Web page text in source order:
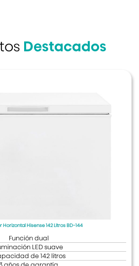
Destacados
Hisense 142 Litros BD-144
Función dual
LED suave
de 142 litros